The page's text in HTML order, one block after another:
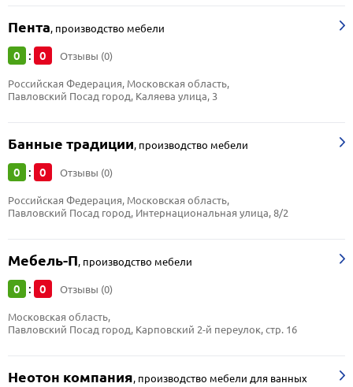
Пента, производство мебели
0 : 0 Отзывы (0)
Российская Федерация, Московская область,
Павловский Посад город, Каляева улица, 3
Банные традиции, производство мебели
0 : 0 Отзывы (0)
Российская Федерация, Московская область,
Павловский Посад город, Интернациональная улица, 8/2
Мебель-П, производство мебели
0 : 0 Отзывы (0)
Московская область,
Павловский Посад город, Карповский 2-й переулок, стр. 16
Неотон компания, производство мебели для ванных